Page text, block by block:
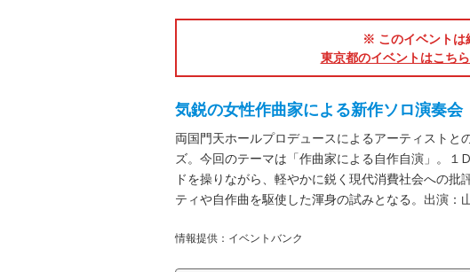
※ このイベントは
東京都のイベントはこち
気鋭の女性作曲家による新作ソロ演奏会
両国門天ホールプロデュースによるアーティスト
ズ。今回のテーマは「作曲家による自作自演」。
ドを操りながら、軽やかに鋭く現代消費社会への
ティや自作曲を駆使した渾身の試みとなる。出演：
情報提供：イベントバンク